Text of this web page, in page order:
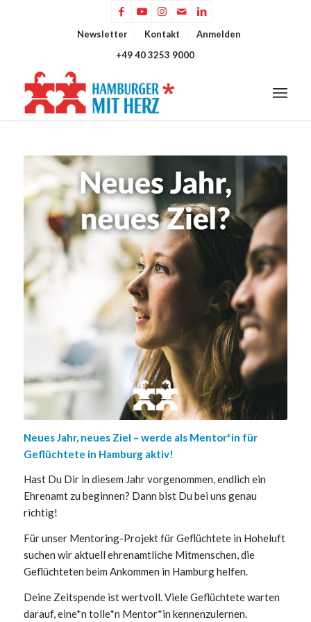
Newsletter Kontakt
Anmelden
+49 40 3253 9000
Neues Jahr, neues Ziel – werde als Mentor*in für
Geflüchtete in Hamburg aktiv!
Hast Du Dir in diesem Jahr vorgenommen, endlich ein
Ehrenamt zu beginnen? Dann bist Du bei uns genau
richtig!
Für unser Mentoring-Projekt für Geflüchtete in Hoheluft
suchen wir aktuell ehrenamtliche Mitmenschen, die
Geflüchteten beim Ankommen in Hamburg helfen.
Deine Zeitspende ist wertvoll. Viele Geflüchtete warten
darauf, eine*n tolle*n Mentor*in kennenzulernen.